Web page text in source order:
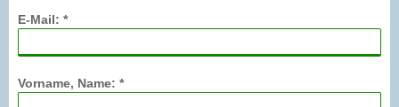
E-Mail: *
Vorname, Name: *